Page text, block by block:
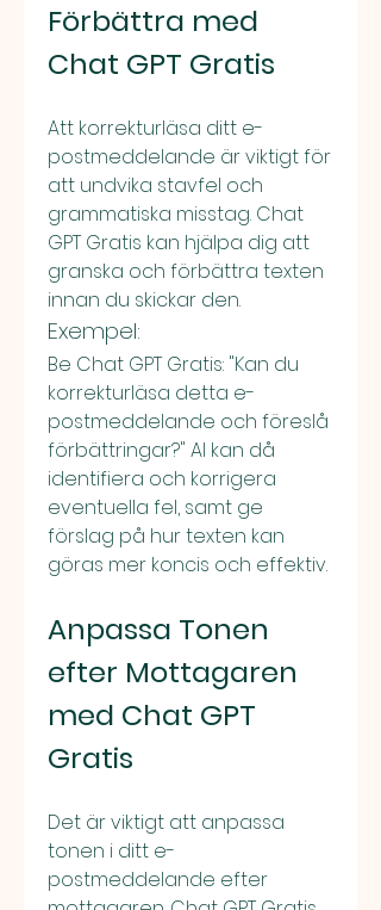
Förbättra med
Chat GPT Gratis
Att korrekturläsa ditt e-
postmeddelande är viktigt för
att undvika stavfel och
grammatiska misstag. Chat
GPT Gratis kan hjälpa dig att
granska och förbättra texten
innan du skickar den.
Exempel:
Be Chat GPT Gratis: "Kan du
korrekturläsa detta e-
postmeddelande och föreslå
förbättringar?" AI kan då
identifiera och korrigera
eventuella fel, samt ge
förslag på hur texten kan
göras mer koncis och effektiv.
Anpassa Tonen
efter Mottagaren
med Chat GPT
Gratis
Det är viktigt att anpassa
tonen i ditt e-
postmeddelande efter